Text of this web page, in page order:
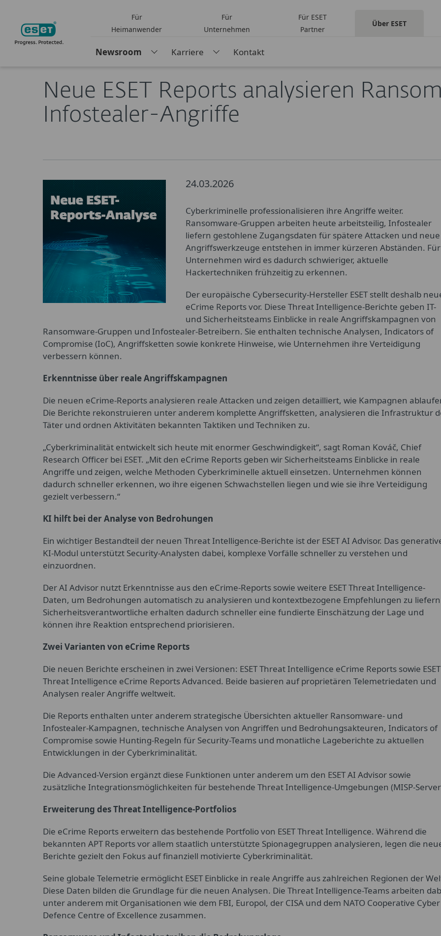
Für
Heimanwender
Für
Unternehmen
Für ESET
Partner
Über ESET
Newsroom Karriere Kontakt
Neue ESET Reports analysieren
Infostealer-Angriffe
24.03.2026
Cyberkriminelle professionalisieren ihre Angriffe weiter.
Ransomware-Gruppen arbeiten heute arbeitsteilig, Infostealer
liefern gestohlene Zugangsdaten für spätere Attacken und neue
Angriffswerkzeuge entstehen in immer kürzeren Abständen. Für
Unternehmen wird es dadurch schwieriger, aktuelle
Hackertechniken frühzeitig zu erkennen.
Der europäische Cybersecurity-Hersteller ESET stellt deshalb
eCrime Reports vor. Diese Threat Intelligence-Berichte geben IT-
und Sicherheitsteams Einblicke in reale Angriffskampagnen von
Ransomware-Gruppen und Infostealer-Betreibern. Sie enthalten technische Analysen, Indicators of
Compromise (IoC), Angriffsketten sowie konkrete Hinweise, wie Unternehmen ihre Verteidigung
verbessern können.
Erkenntnisse über reale Angriffskampagnen
Die neuen eCrime-Reports analysieren reale Attacken und zeigen detailliert, wie Kampagnen
Die Berichte rekonstruieren unter anderem komplette Angriffsketten, analysieren die Infrastruktur
Täter und ordnen Aktivitäten bekannten Taktiken und Techniken zu.
„Cyberkriminalität entwickelt sich heute mit enormer Geschwindigkeit“, sagt Roman Kováč, Chief
Research Officer bei ESET. „Mit den eCrime Reports geben wir Sicherheitsteams Einblicke in reale
Angriffe und zeigen, welche Methoden Cyberkriminelle aktuell einsetzen. Unternehmen können
dadurch schneller erkennen, wo ihre eigenen Schwachstellen liegen und wie sie ihre Verteidigung
gezielt verbessern.“
KI hilft bei der Analyse von Bedrohungen
Ein wichtiger Bestandteil der neuen Threat Intelligence-Berichte ist der ESET AI Advisor. Das
KI-Modul unterstützt Security-Analysten dabei, komplexe Vorfälle schneller zu verstehen und
einzuordnen.
Der AI Advisor nutzt Erkenntnisse aus den eCrime-Reports sowie weitere ESET Threat Intelligence-
Daten, um Bedrohungen automatisch zu analysieren und kontextbezogene Empfehlungen zu
Sicherheitsverantwortliche erhalten dadurch schneller eine fundierte Einschätzung der Lage und
können ihre Reaktion entsprechend priorisieren.
Zwei Varianten von eCrime Reports
Die neuen Berichte erscheinen in zwei Versionen: ESET Threat Intelligence eCrime Reports sowie ESET
Threat Intelligence eCrime Reports Advanced. Beide basieren auf proprietären Telemetriedaten und
Analysen realer Angriffe weltweit.
Die Reports enthalten unter anderem strategische Übersichten aktueller Ransomware- und
Infostealer-Kampagnen, technische Analysen von Angriffen und Bedrohungsakteuren, Indicators of
Compromise sowie Hunting-Regeln für Security-Teams und monatliche Lageberichte zu aktuellen
Entwicklungen in der Cyberkriminalität.
Die Advanced-Version ergänzt diese Funktionen unter anderem um den ESET AI Advisor sowie
zusätzliche Integrationsmöglichkeiten für bestehende Threat Intelligence-Umgebungen (MISP-
Erweiterung des Threat Intelligence-Portfolios
Die eCrime Reports erweitern das bestehende Portfolio von ESET Threat Intelligence. Während die
bekannten APT Reports vor allem staatlich unterstützte Spionagegruppen analysieren, legen die
Berichte gezielt den Fokus auf finanziell motivierte Cyberkriminalität.
Seine globale Telemetrie ermöglicht ESET Einblicke in reale Angriffe aus zahlreichen Regionen der
Diese Daten bilden die Grundlage für die neuen Analysen. Die Threat Intelligence-Teams arbeiten
unter anderem mit Organisationen wie dem FBI, Europol, der CISA und dem NATO Cooperative Cyber
Defence Centre of Excellence zusammen.
DACHÜber ESET Presse Pressemitteilungen
Neue ESET Reports analysieren Ransomware- und Infostealer-Angriffe